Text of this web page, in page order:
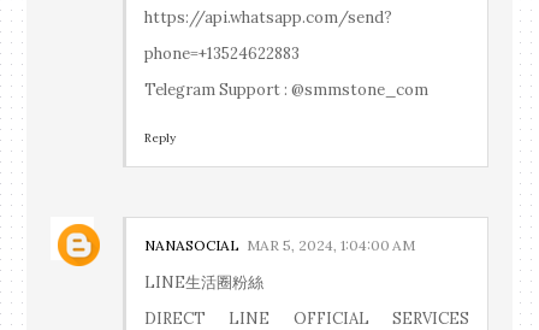
https://api.whatsapp.com/send?
phone=+13524622883
Telegram Support : @smmstone_com
Reply
NANASOCIAL MAR 5, 2024, 1:04:00 AM
LINE生活圈粉絲
DIRECT LINE OFFICIAL SERVICES